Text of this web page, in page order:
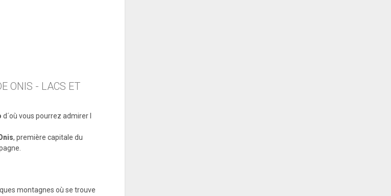
ONIS - LACS ET
d´où vous pourrez admirer l
, première capitale du
montagnes où se trouve